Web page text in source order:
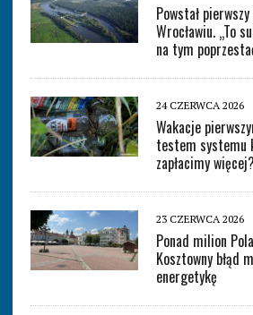
Powstał
Wrocławiu. „To
na tym
24 CZERWCA 2026
Wakacje
testem systemu
zapłacimy więcej?
23 CZERWCA 2026
Ponad milion
Kosztowny błąd
energetykę